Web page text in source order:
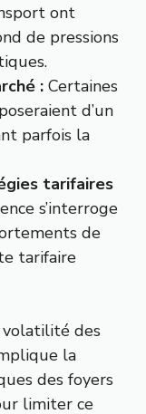
ont
de pressions
: Certaines
d’un
parfois la
tarifaires
s’interroge
de
tarifaire
des
la
des foyers
limiter ce